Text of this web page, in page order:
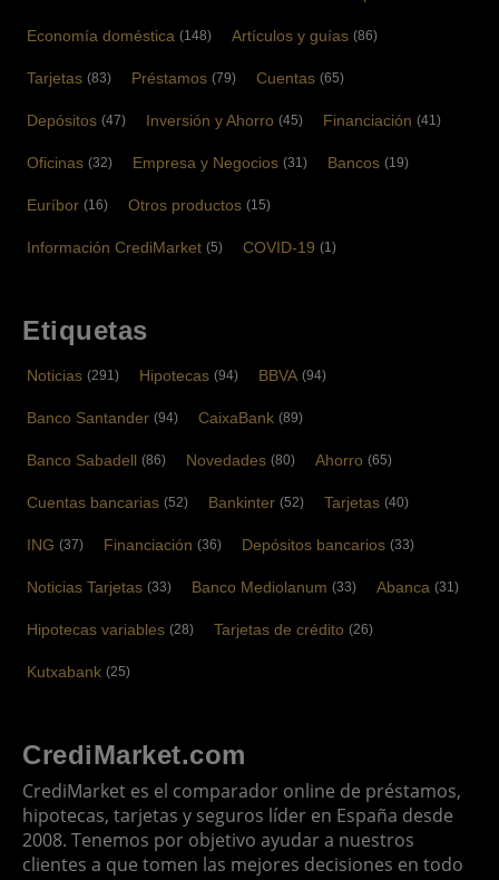
Economía doméstica (148) Artículos y guías (86)
Tarjetas (83) Préstamos (79) Cuentas (65)
Depósitos (47) Inversión y Ahorro (45) Financiación (41)
Oficinas (32) Empresa y Negocios (31) Bancos (19)
Euríbor (16) Otros productos (15)
Información CrediMarket (5) COVID-19 (1)
Etiquetas
Noticias (291) Hipotecas (94) BBVA (94)
Banco Santander (94) CaixaBank (89)
Banco Sabadell (86) Novedades (80) Ahorro (65)
Cuentas bancarias (52) Bankinter (52) Tarjetas (40)
ING (37) Financiación (36) Depósitos bancarios (33)
Noticias Tarjetas (33) Banco Mediolanum (33) Abanca (31)
Hipotecas variables (28) Tarjetas de crédito (26)
Kutxabank (25)
CrediMarket.com
CrediMarket es el comparador online de préstamos,
hipotecas, tarjetas y seguros líder en España desde
2008. Tenemos por objetivo ayudar a nuestros
clientes a que tomen las mejores decisiones en todo